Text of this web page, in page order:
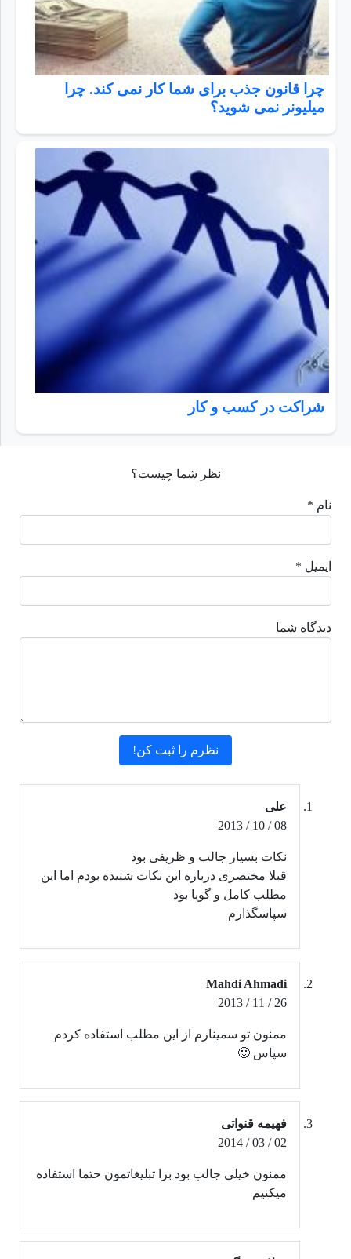
چرا قانون جذب برای شما کار نمی کند. چرا
میلیونر نمی شوید؟
شراکت در کسب و کار
نظر شما چیست؟
نام *
ایمیل *
دیدگاه شما
علی
08 / 10 / 2013
نکات بسیار جالب و ظریفی بود
قبلا مختصری درباره این نکات شنیده بودم اما این
مطلب کامل و گویا بود
سپاسگذارم
Mahdi Ahmadi
26 / 11 / 2013
ممنون تو سمینارم از این مطلب استفاده کردم
سپاس 🙂
فهیمه قنواتی
02 / 03 / 2014
ممنون خیلی جالب بود برا تبلیغاتمون حتما استفاده
میکنیم